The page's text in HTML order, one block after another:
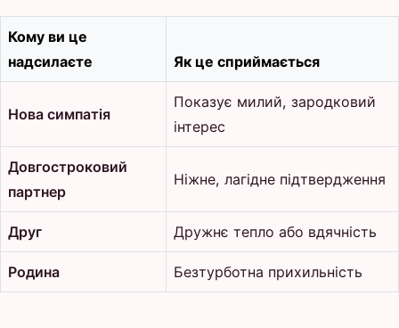
Кому ви це
надсилаєте
Як це сприймається
Нова симпатія
Показує милий, зародковий
інтерес
Довгостроковий
партнер
Ніжне, лагідне підтвердження
Друг Дружнє тепло або вдячність
Родина Безтурботна прихильність